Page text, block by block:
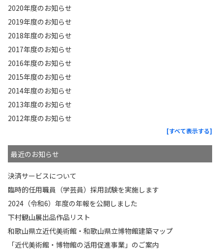
2020年度のお知らせ
2019年度のお知らせ
2018年度のお知らせ
2017年度のお知らせ
2016年度のお知らせ
2015年度のお知らせ
2014年度のお知らせ
2013年度のお知らせ
2012年度のお知らせ
[すべて表示する]
最近のお知らせ
決済サービスについて
臨時的任用職員（学芸員）採用試験を実施します
2024（令和6）年度の年報を公開しました
下村観山展出品作品リスト
和歌山県立近代美術館・和歌山県立博物館建築マップ
「近代美術館・博物館の活用促進事業」のご案内